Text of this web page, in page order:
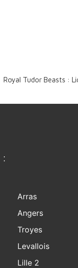
Royal Tudor Beasts :
Arras
Angers
Troyes
Levallois
Lille 2